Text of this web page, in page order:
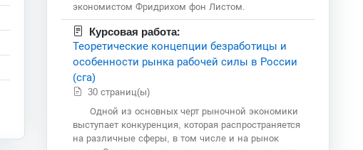
экономистом Фридрихом фон Листом.
Курсовая работа:
Теоретические концепции безработицы и
особенности рынка рабочей силы в России
(сга)
30 страниц(ы)
Одной из основных черт рыночной экономики
выступает конкуренция, которая распространяется
на различные сферы, в том числе и на рынок